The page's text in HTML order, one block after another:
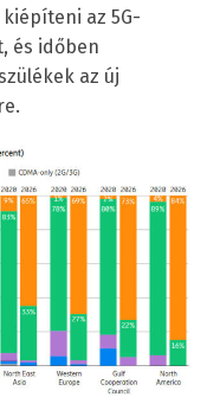
az 5G-
és időben
az új